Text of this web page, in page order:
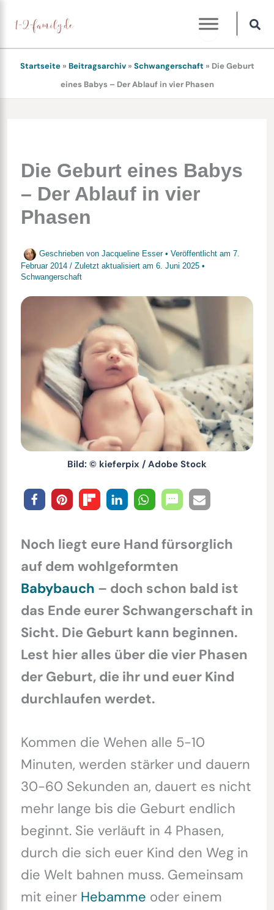
Inhalt
springen
Startseite» Beitragsarchiv» Schwangerschaft » Die Geburt
eines Babys – Der Ablauf in vier Phasen
Die Geburt eines Babys
– Der Ablauf in vier
Phasen
Geschrieben von Jacqueline Esser • Veröffentlicht am 7.
Februar 2014 / Zuletzt aktualisiert am 6. Juni 2025•
Schwangerschaft
Bild: © kieferpix / Adobe Stock
Noch liegt eure Hand fürsorglich
auf dem wohlgeformten
Babybauch – doch schon bald ist
das Ende eurer Schwangerschaft in
Sicht. Die Geburt kann beginnen.
Lest hier alles über die vier Phasen
der Geburt, die ihr und euer Kind
durchlaufen werdet.
Kommen die Wehen alle 5-10
Minuten, werden stärker und dauern
30-60 Sekunden an, dauert es nicht
mehr lange bis die Geburt endlich
beginnt. Sie verläuft in 4 Phasen,
durch die sich euer Kind den Weg in
die Welt bahnen muss. Gemeinsam
mit einer Hebamme oder einem